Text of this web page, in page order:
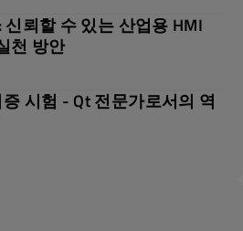
뢰할 수 있는 산업용 HMI
천 방안
시험 - Qt 전문가로서의 역